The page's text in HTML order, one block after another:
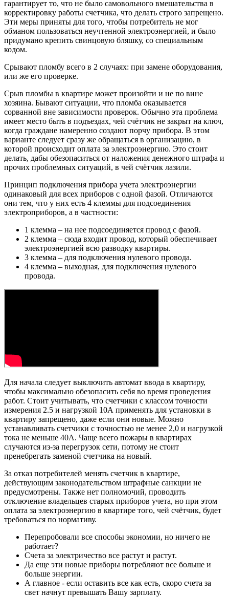
гарантирует то, что не было самовольного вмешательства в
корректировку работы счетчика, что делать строго запрещено.
Эти меры приняты для того, чтобы потребитель не мог
обманом пользоваться неучтенной электроэнергией, и было
придумано крепить свинцовую бляшку, со специальным
кодом.
Срывают пломбу всего в 2 случаях: при замене оборудования,
или же его проверке.
Срыв пломбы в квартире может произойти и не по вине
хозяина. Бывают ситуации, что пломба оказывается
сорванной вне зависимости проверок. Обычно эта проблема
имеет место быть в подъездах, чей счётчик не закрыт на ключ,
когда граждане намеренно создают порчу прибора. В этом
варианте следует сразу же обращаться в организацию, в
которой происходит оплата за электроэнергию. Это стоит
делать, дабы обезопаситься от наложения денежного штрафа и
прочих проблемных ситуаций, в чей счётчик лазили.
Принцип подключения прибора учета электроэнергии
одинаковый для всех приборов с одной фазой. Отличаются
они тем, что у них есть 4 клеммы для подсоединения
электроприборов, а в частности:
1 клемма – на нее подсоединяется провод с фазой.
2 клемма – сюда входит провод, который обеспечивает
электроэнергией всю разводку квартиры.
3 клемма – для подключения нулевого провода.
4 клемма – выходная, для подключения нулевого
провода.
Для начала следует выключить автомат ввода в квартиру,
чтобы максимально обезопасить себя во время проведения
работ. Стоит учитывать, что счетчики с классом точности
измерения 2.5 и нагрузкой 10А применять для установки в
квартиру запрещено, даже если они новые. Можно
устанавливать счетчики с точностью не менее 2,0 и нагрузкой
тока не меньше 40А. Чаще всего пожары в квартирах
случаются из-за перегрузок сети, потому не стоит
пренебрегать заменой счетчика на новый.
За отказ потребителей менять счетчик в квартире,
действующим законодательством штрафные санкции не
предусмотрены. Также нет полномочий, проводить
отключение владельцев старых приборов учета, но при этом
оплата за электроэнергию в квартире того, чей счётчик, будет
требоваться по нормативу.
Перепробовали все способы экономии, но ничего не
работает?
Счета за электричество все растут и растут.
Да еще эти новые приборы потребляют все больше и
больше энергии.
А главное - если оставить все как есть, скоро счета за
свет начнут превышать Вашу зарплату.